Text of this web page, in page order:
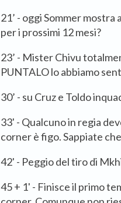
21’ - oggi Sommer
per i prossimi 12 mesi?
23’ - Mister Chivu
PUNTALO lo abbiamo
30’ - su Cruz e Toldo
33' - Qualcuno in regia
corner è figo. Sappiate
42' - Peggio del tiro di
45 + 1' - Finisce il primo